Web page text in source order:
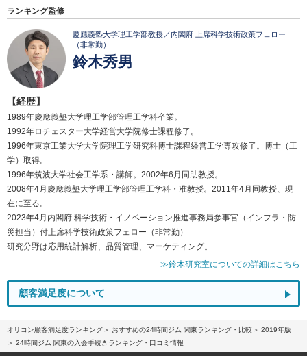
ランキング監修
慶應義塾大学理工学部教授／内閣府 上席科学技術政策フェロー
（非常勤）
鈴木秀男
【経歴】
1989年慶應義塾大学理工学部管理工学科卒業。
1992年ロチェスター大学経営大学院修士課程修了。
1996年東京工業大学大学院理工学研究科博士課程経営工学専攻修了。博士（工
学）取得。
1996年筑波大学社会工学系・講師。2002年6月同助教授。
2008年4月慶應義塾大学理工学部管理工学科・准教授。2011年4月同教授、現
在に至る。
2023年4月内閣府 科学技術・イノベーション推進事務局参事官（インフラ・防
災担当）付上席科学技術政策フェロー（非常勤）
研究分野は応用統計解析、品質管理、マーケティング。
≫鈴木研究室についての詳細はこちら
顧客満足度について
オリコン顧客満足度ランキング おすすめの24時間ジム 関東ランキング・比較
2019年版
24時間ジム 関東の入会手続きランキング・口コミ情報